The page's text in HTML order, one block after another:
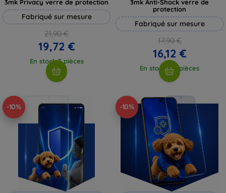
3mk Privacy verre de protection
Fabriqué sur mesure
21,90 €
19,72 €
En stock 3 pièces
3mk Anti-Shock verre de
protection
Fabriqué sur mesure
17,90 €
16,12 €
En stock > 5 pièces
-10% -10%